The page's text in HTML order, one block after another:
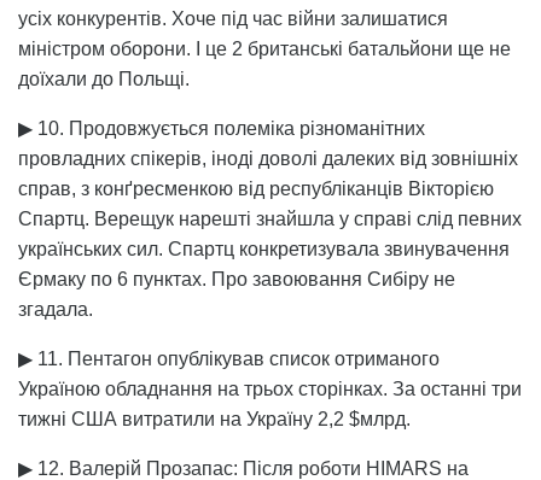
усіх конкурентів. Хоче під час війни залишатися
міністром оборони. І це 2 британські батальйони ще не
доїхали до Польщі.
▶ 10. Продовжується полеміка різноманітних
провладних спікерів, іноді доволі далеких від зовнішніх
справ, з конґресменкою від республіканців Вікторією
Спартц. Верещук нарешті знайшла у справі слід певних
українських сил. Спартц конкретизувала звинувачення
Єрмаку по 6 пунктах. Про завоювання Сибіру не
згадала.
▶ 11. Пентагон опублікував список отриманого
Україною обладнання на трьох сторінках. За останні три
тижні США витратили на Україну 2,2 $млрд.
▶ 12. Валерій Прозапас: Після роботи HIMARS на